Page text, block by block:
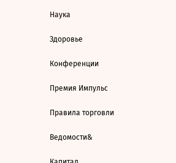
Наука
Здоровье
Конференции
Премия Импульс
Правила торговли
Ведомости&